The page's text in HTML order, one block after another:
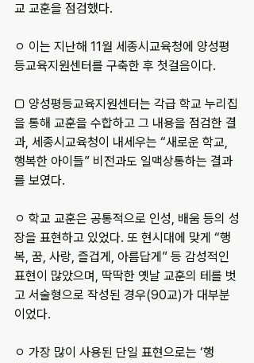
교 교훈을 점검했다.
ㅇ 이는 지난해 11월 세종시교육청에 양성평
등교육지원센터를 구축한 후 첫걸음이다.
□ 양성평등교육지원센터는 각급 학교 누리집
을 통해 교훈을 수합하고 그 내용을 점검한 결
과, 세종시교육청이 내세우는 “새로운 학교,
행복한 아이들” 비전과도 일맥상통하는 결과
를 보였다.
ㅇ 학교 교훈은 공통적으로 인성, 배움 등의 성
장을 표현하고 있었다. 또 현시대에 맞게 “행
복, 꿈, 사랑, 즐겁게, 아름답게” 등 감성적인
표현이 많았으며, 딱딱한 옛날 교훈의 테를 벗
고 서술형으로 작성된 경우(90교)가 대부분
이었다.
ㅇ 가장 많이 사용된 단일 표현으로는 ‘행